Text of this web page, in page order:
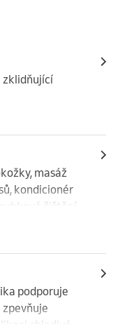
zklidňující
masáž
kondicionér
čištění
podporuje
chladivé,